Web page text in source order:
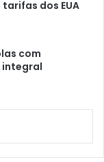
dos EUA
com
integral